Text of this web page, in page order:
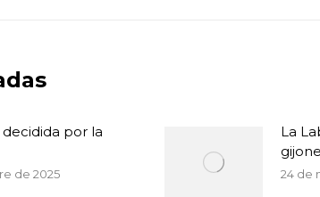
por la
de 2025
La
24 de